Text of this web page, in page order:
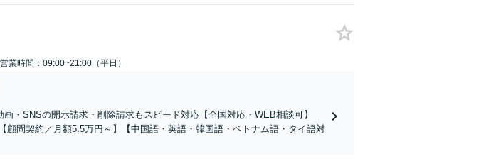
営業時間：09:00~21:00（平日）
画・SNSの開示請求・削除請求もスピード対応【全国対応・WEB相談可】
顧問契約／月額5.5万円～】【中国語・英語・韓国語・ベトナム語・タイ語対